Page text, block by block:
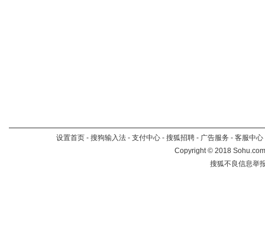
设置首页 - 搜狗输入法 - 支付中心 - 搜狐招聘 - 广告服务 - 客服中心
Copyright©2018
搜狐不良信息举